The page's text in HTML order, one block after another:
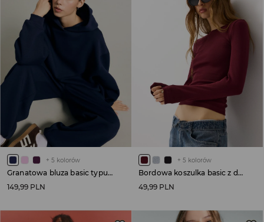
+ 5 kolorów
Granatowa bluza basic typu bombka z kapturem
149,99 PLN
+ 5 kolorów
Bordowa koszulka basic z długim rękawem
49,99 PLN